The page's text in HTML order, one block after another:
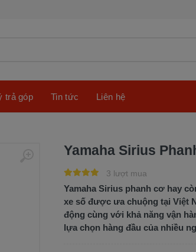
trả góp Tin tức Liên hệ
Yamaha Sirius
3 lượt mua
Yamaha Sirius phanh cơ hay
xe số được ưa chuộng tại Việt
động cùng với khả năng vận
lựa chọn hàng đầu của nhiều